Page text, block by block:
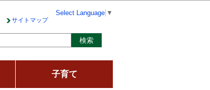
サイトマップ
Select Language ▼
子育て